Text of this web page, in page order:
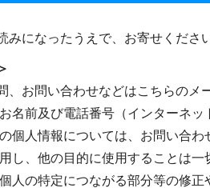
になったうえで、お寄せください
お問い合わせなどはこちらのメ
名前及び電話番号（インターネ
個人情報については、お問い合
し、他の目的に使用することは一
人の特定につながる部分等の修